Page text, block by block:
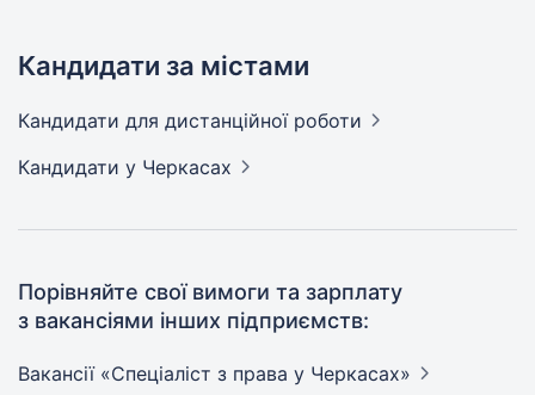
Кандидати за містами
Кандидати для дистанційної роботи
Кандидати у Черкасах
Порівняйте свої вимоги та зарплату
з вакансіями інших підприємств:
Вакансії «Спеціаліст з права у Черкасах»